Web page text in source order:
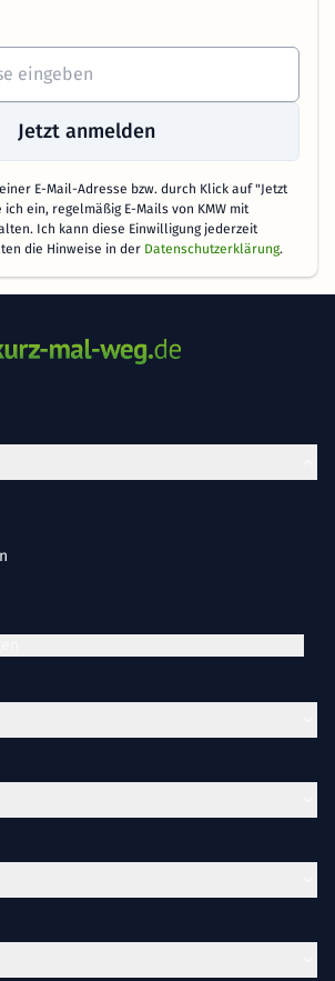
Jetzt anmelden
E-Mail-Adresse bzw. durch Klick auf "Jetzt
ein, regelmäßig E-Mails von KMW mit
Ich kann diese Einwilligung jederzeit
die Hinweise in der Datenschutzerklärung.